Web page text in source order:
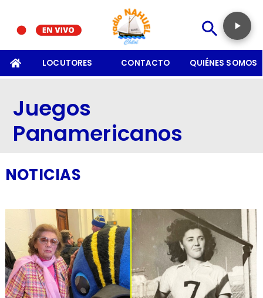
LOCUTORES CONTACTO QUIÉNES SOMOS
Juegos
Panamericanos
NOTICIAS